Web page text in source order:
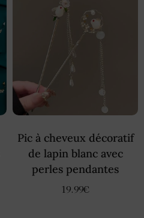
Pic à cheveux décoratif
de lapin blanc avec
perles pendantes
19.99€